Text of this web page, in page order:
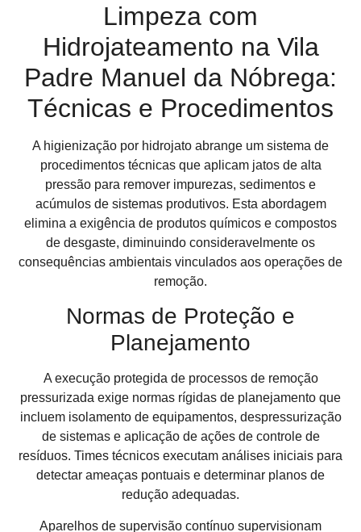
Limpeza com
Hidrojateamento na Vila
Padre Manuel da Nóbrega:
Técnicas e Procedimentos
A higienização por hidrojato abrange um sistema de
procedimentos técnicas que aplicam jatos de alta
pressão para remover impurezas, sedimentos e
acúmulos de sistemas produtivos. Esta abordagem
elimina a exigência de produtos químicos e compostos
de desgaste, diminuindo consideravelmente os
consequências ambientais vinculados aos operações de
remoção.
Normas de Proteção e
Planejamento
A execução protegida de processos de remoção
pressurizada exige normas rígidas de planejamento que
incluem isolamento de equipamentos, despressurização
de sistemas e aplicação de ações de controle de
resíduos. Times técnicos executam análises iniciais para
detectar ameaças pontuais e determinar planos de
redução adequadas.
Aparelhos de supervisão contínuo supervisionam